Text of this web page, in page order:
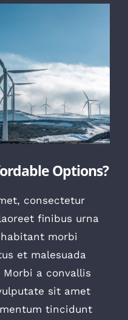
Options?
consectetur
finibus urna
morbi
et malesuada
a convallis
sit amet
tincidunt